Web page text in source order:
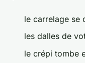
le carrelage se
les dalles de
le crépi tombe